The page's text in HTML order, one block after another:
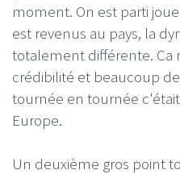
moment. On est parti
est revenus au pays, la
totalement différente. Ca
crédibilité et beaucoup
tournée en tournée
Europe.
Un deuxième gros point